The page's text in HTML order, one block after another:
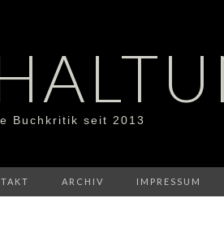
Buchkritik seit 2013
ARCHIV IMPRESSUM